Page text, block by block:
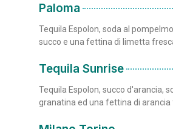
Paloma
Tequila Espolon, soda al
succo e una fettina di limetta
Tequila Sunrise
Tequila Espolon, succo d'arancia,
granatina ed una fettina di arancia